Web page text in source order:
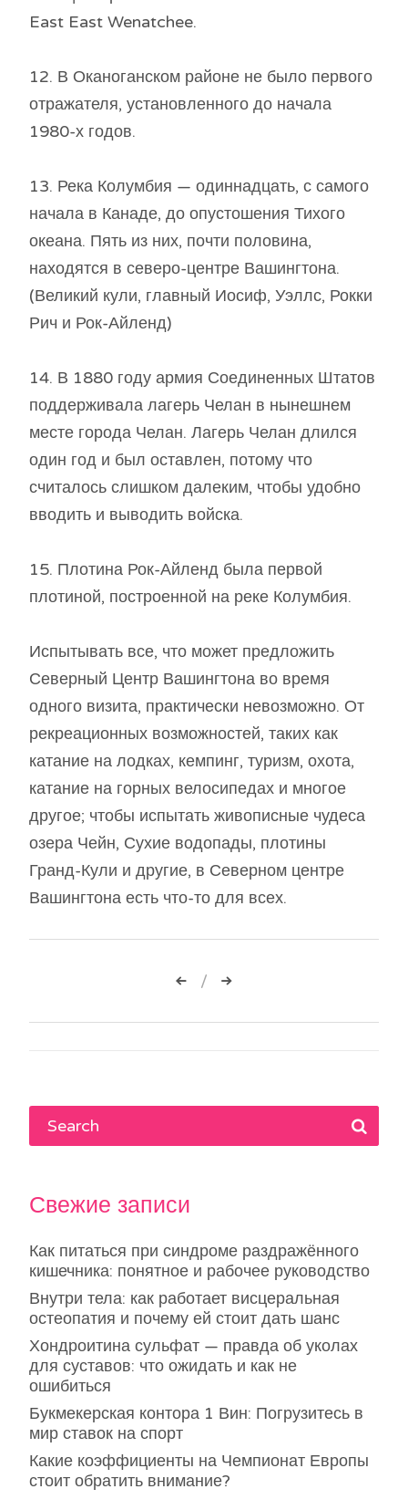
East East Wenatchee.
12. В Оканоганском районе не было первого
отражателя, установленного до начала
1980-х годов.
13. Река Колумбия — одиннадцать, с самого
начала в Канаде, до опустошения Тихого
океана. Пять из них, почти половина,
находятся в северо-центре Вашингтона.
(Великий кули, главный Иосиф, Уэллс, Рокки
Рич и Рок-Айленд)
14. В 1880 году армия Соединенных Штатов
поддерживала лагерь Челан в нынешнем
месте города Челан. Лагерь Челан длился
один год и был оставлен, потому что
считалось слишком далеким, чтобы удобно
вводить и выводить войска.
15. Плотина Рок-Айленд была первой
плотиной, построенной на реке Колумбия.
Испытывать все, что может предложить
Северный Центр Вашингтона во время
одного визита, практически невозможно. От
рекреационных возможностей, таких как
катание на лодках, кемпинг, туризм, охота,
катание на горных велосипедах и многое
другое; чтобы испытать живописные чудеса
озера Чейн, Сухие водопады, плотины
Гранд-Кули и другие, в Северном центре
Вашингтона есть что-то для всех.
Навигация
по
Свежие записи
Как питаться при синдроме раздражённого
кишечника: понятное и рабочее руководство
Внутри тела: как работает висцеральная
остеопатия и почему ей стоит дать шанс
Хондроитина сульфат — правда об уколах
для суставов: что ожидать и как не
ошибиться
Букмекерская контора 1 Вин: Погрузитесь в
мир ставок на спорт
Какие коэффициенты на Чемпионат Европы
стоит обратить внимание?